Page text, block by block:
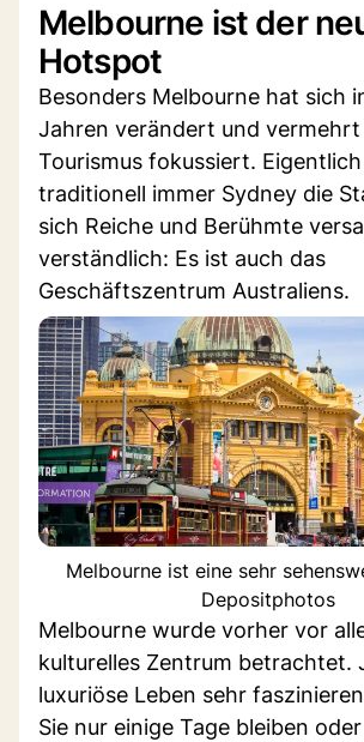
Melbourne ist der
Hotspot
Besonders Melbourne hat sich
Jahren verändert und vermehrt
Tourismus fokussiert.
traditionell immer Sydney die
sich Reiche und Berühmte
verständlich: Es ist auch das
Geschäftszentrum Australiens.
Melbourne ist eine sehr
Depositphotos
Melbourne wurde vorher vor
kulturelles Zentrum betrachtet.
luxuriöse Leben sehr
Sie nur einige Tage bleiben